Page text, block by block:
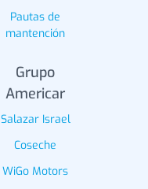
Pautas de
mantención
Grupo
Americar
Salazar Israel
Coseche
WiGo Motors